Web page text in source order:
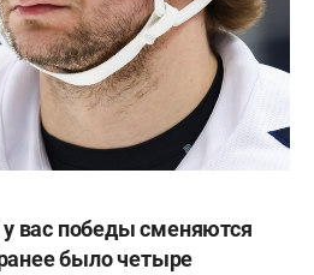
у вас победы сменяются
было четыре